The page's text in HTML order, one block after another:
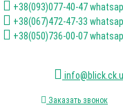
+38(093)077-40-47
+38(067)472-47-33
+38(050)736-00-07
Заказать звонок